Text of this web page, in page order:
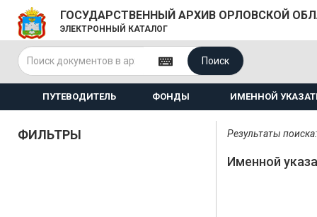
ГОСУДАРСТВЕННЫЙ АРХИВ ОРЛОВСКОЙ
ЭЛЕКТРОННЫЙ КАТАЛОГ
Поиск
ПУТЕВОДИТЕЛЬ ФОНДЫ ИМЕННОЙ
ФИЛЬТРЫ Результаты
Именной